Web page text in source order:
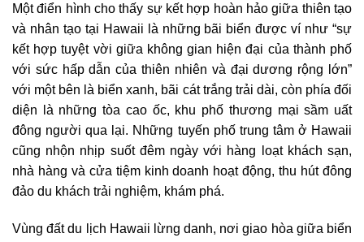
Một điển hình cho thấy sự kết hợp hoàn hảo giữa thiên tạo
và nhân tạo tại Hawaii là những bãi biển được ví như “sự
kết hợp tuyệt vời giữa không gian hiện đại của thành phố
với sức hấp dẫn của thiên nhiên và đại dương rộng lớn”
với một bên là biển xanh, bãi cát trắng trải dài, còn phía đối
diện là những tòa cao ốc, khu phố thương mại sầm uất
đông người qua lại. Những tuyến phố trung tâm ở Hawaii
cũng nhộn nhịp suốt đêm ngày với hàng loạt khách sạn,
nhà hàng và cửa tiệm kinh doanh hoạt động, thu hút đông
đảo du khách trải nghiệm, khám phá.
Vùng đất du lịch Hawaii lừng danh, nơi giao hòa giữa biển